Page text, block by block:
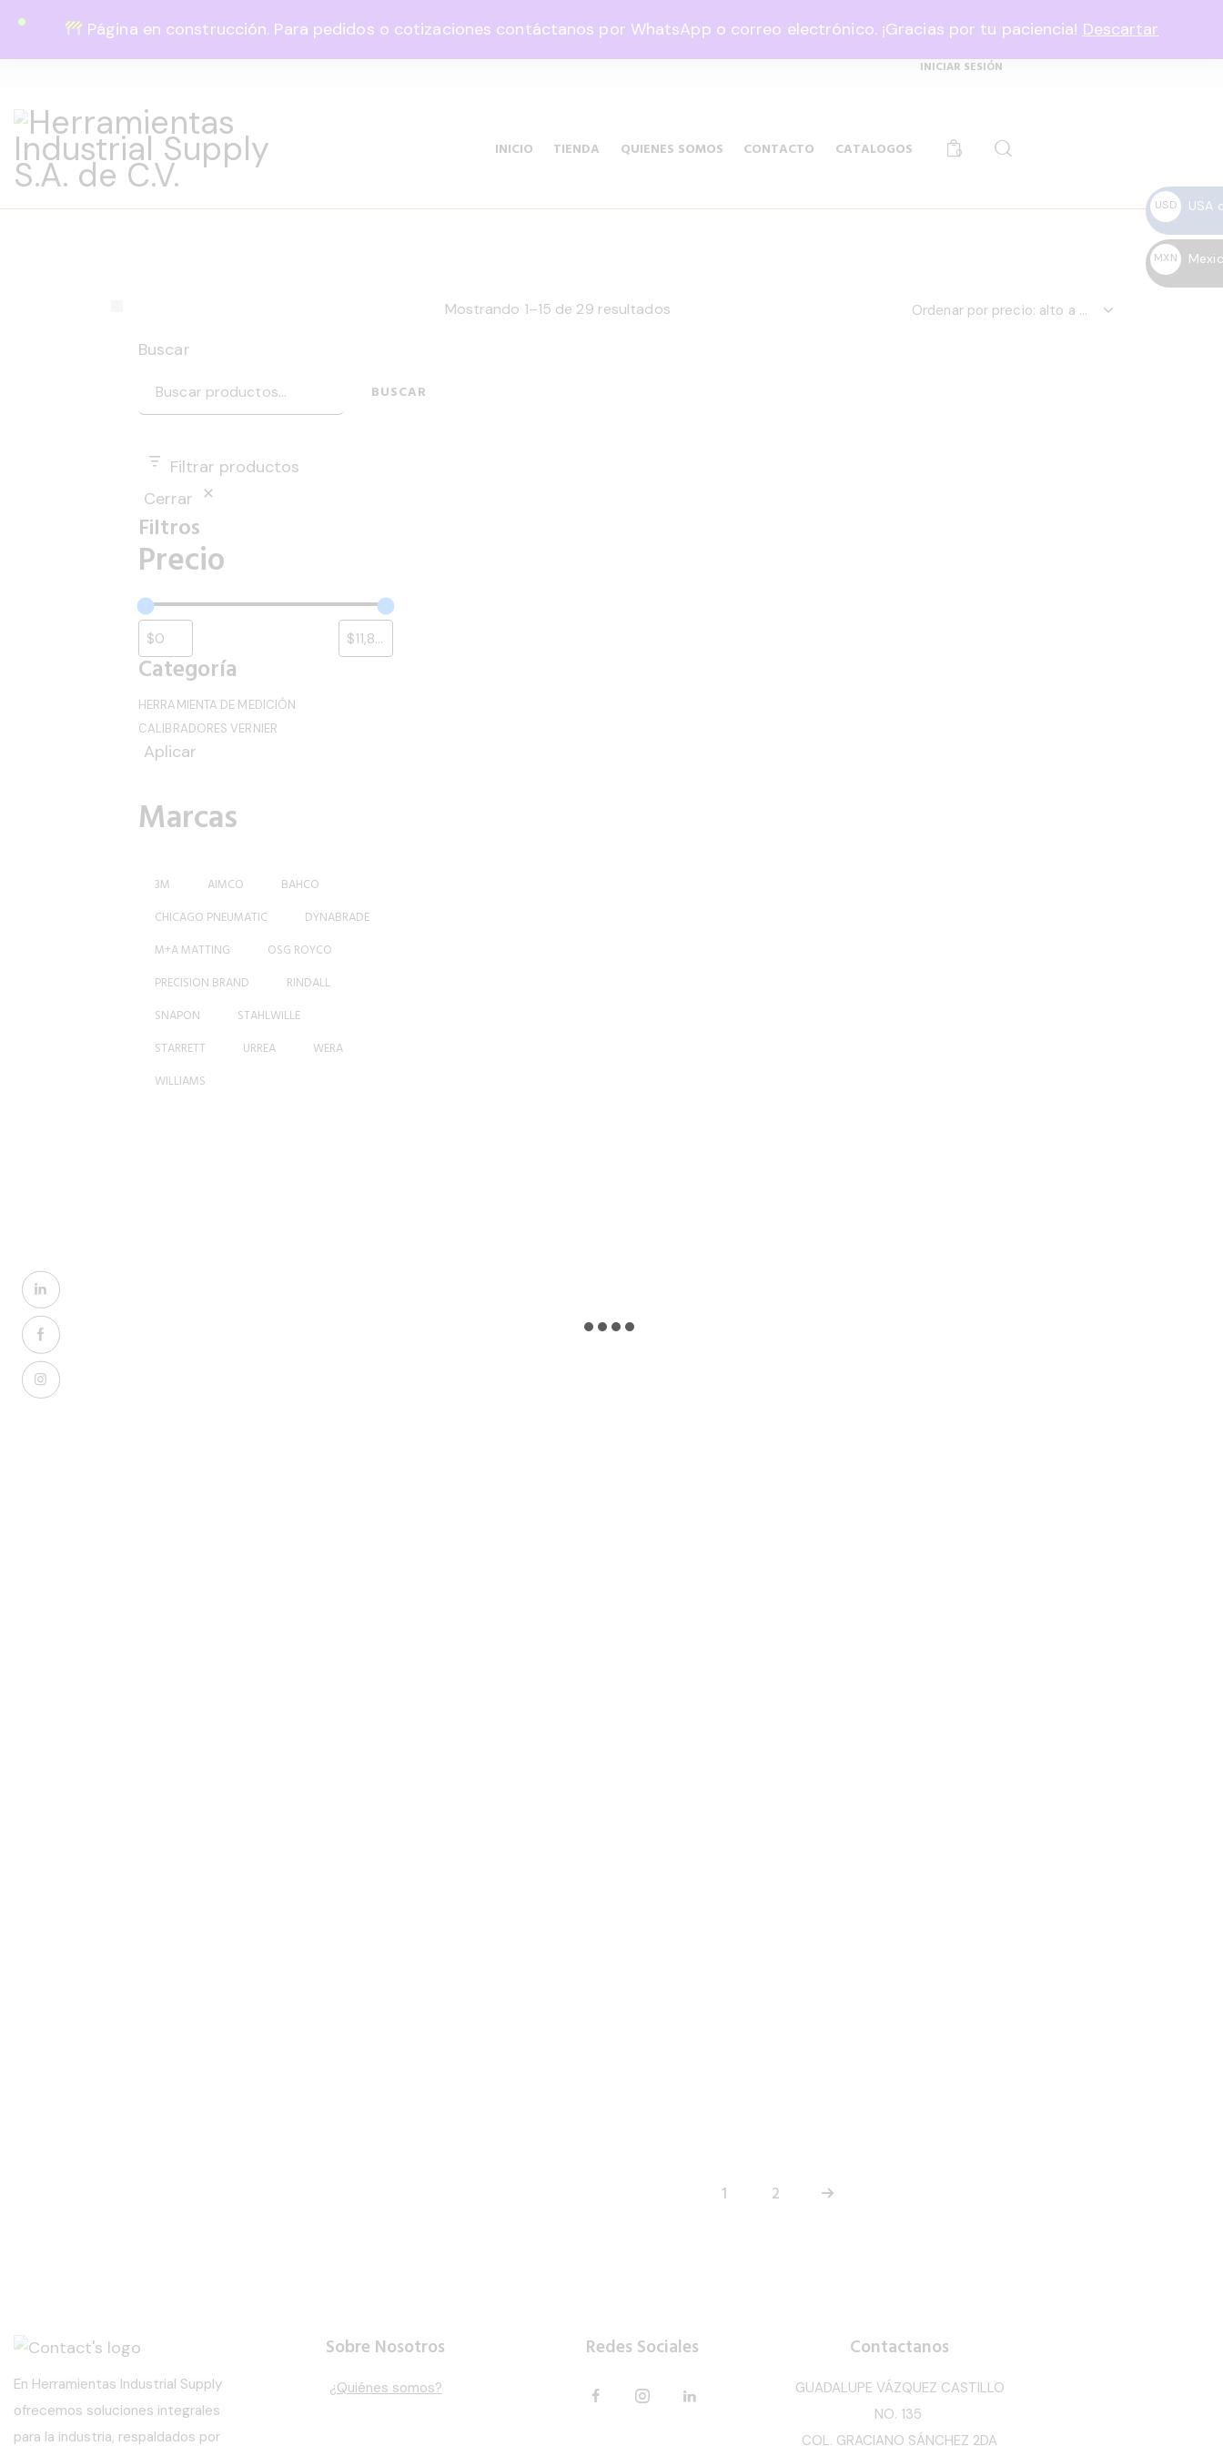
Página en construcción. Para pedidos o cotizaciones contáctanos por WhatsApp o correo electrónico. ¡Gracias por tu paciencia! Descartar
USD, $
INICIAR SESIÓN
INICIO TIENDA QUIENES SOMOS CONTACTO CATALOGOS 0
Mostrando 1–15 de 29 resultados
1 2
Buscar
BUSCAR
Filtrar productos
Cerrar
Filtros
Precio
Categoría
HERRAMIENTA DE MEDICIÓN
CALIBRADORES VERNIER
Aplicar
Marcas
3M AIMCO
BAHCO
CHICAGO PNEUMATIC
DYNABRADE
M+A MATTING
OSG ROYCO
PRECISION BRAND
RINDALL
SNAPON
STAHLWILLE
STARRETT
URREA
WERA
WILLIAMS
En Herramientas Industrial Supply
ofrecemos soluciones integrales
para la industria, respaldados por
Sobre Nosotros
¿Quiénes somos?
Redes Sociales Contactanos
GUADALUPE VÁZQUEZ CASTILLO
NO. 135
COL. GRACIANO SÁNCHEZ 2DA
USD
USA
MXN